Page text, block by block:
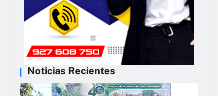
Noticias Recientes